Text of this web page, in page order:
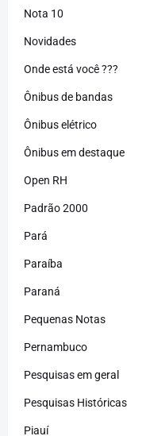
Nota 10
Novidades
Onde está você ???
Ônibus de bandas
Ônibus elétrico
Ônibus em destaque
Open RH
Padrão 2000
Pará
Paraíba
Paraná
Pequenas Notas
Pernambuco
Pesquisas em geral
Pesquisas Históricas
Piauí